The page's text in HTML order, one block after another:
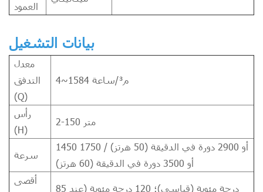
العمود
بيانات التشغيل
معدل
التدفق
(Q)
4~1584 م³/ساعة
رأس
(H)
2-150 متر
سرعة
1450 أو 2900 دورة في الدقيقة (50 هرتز) / 1750
أو 3500 دورة في الدقيقة (60 هرتز)
أقصى
85 درجة مئوية (قياسي)؛ 120 درجة مئوية (عند